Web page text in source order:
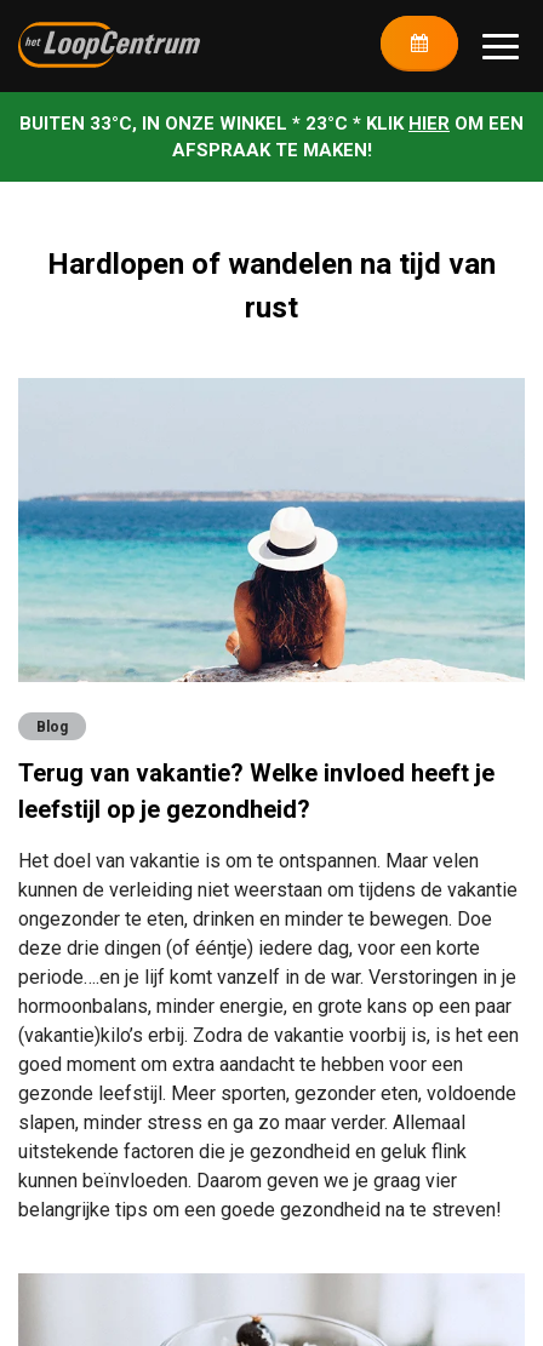
BUITEN 33°C, IN ONZE WINKEL * 23°C * KLIK HIER OM EEN
AFSPRAAK TE MAKEN!
Hardlopen of wandelen na tijd van
rust
Blog
Terug van vakantie? Welke invloed heeft je
leefstijl op je gezondheid?
Het doel van vakantie is om te ontspannen. Maar velen
kunnen de verleiding niet weerstaan om tijdens de vakantie
ongezonder te eten, drinken en minder te bewegen. Doe
deze drie dingen (of ééntje) iedere dag, voor een korte
periode….en je lijf komt vanzelf in de war. Verstoringen in je
hormoonbalans, minder energie, en grote kans op een paar
(vakantie)kilo’s erbij. Zodra de vakantie voorbij is, is het een
goed moment om extra aandacht te hebben voor een
gezonde leefstijl. Meer sporten, gezonder eten, voldoende
slapen, minder stress en ga zo maar verder. Allemaal
uitstekende factoren die je gezondheid en geluk flink
kunnen beïnvloeden. Daarom geven we je graag vier
belangrijke tips om een goede gezondheid na te streven!